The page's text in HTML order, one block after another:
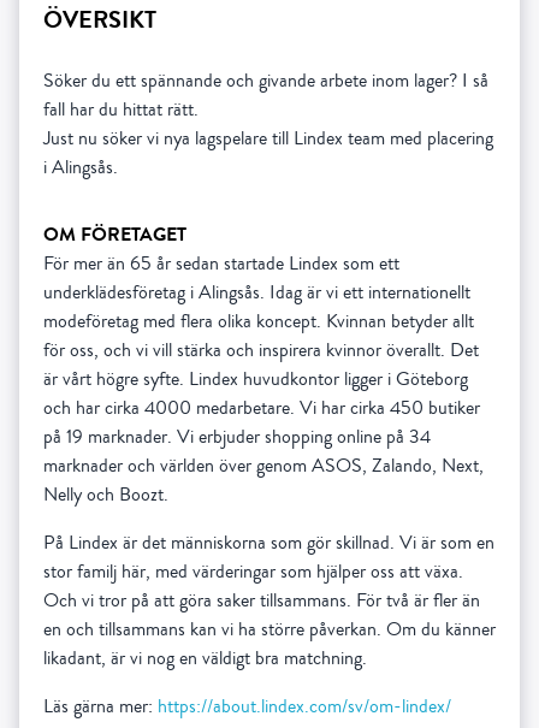
ÖVERSIKT
Söker du ett spännande och givande arbete inom lager? I så
fall har du hittat rätt.
Just nu söker vi nya lagspelare till Lindex team med placering
i Alingsås.
OM FÖRETAGET
För mer än 65 år sedan startade Lindex som ett
underklädes­företag i Alingsås. Idag är vi ett internationellt
modeföretag med flera olika koncept. Kvinnan betyder allt
för oss, och vi vill stärka och inspirera kvinnor överallt. Det
är vårt högre syfte. Lindex huvudkontor ligger i Göteborg
och har cirka 4000 medarbetare. Vi har cirka 450 butiker
på 19 marknader. Vi erbjuder shopping online på 34
marknader och världen över genom ASOS, Zalando, Next,
Nelly och Boozt.
På Lindex är det människorna som gör skillnad. Vi är som en
stor familj här, med värderingar som hjälper oss att växa.
Och vi tror på att göra saker tillsammans. För två är fler än
en och tillsammans kan vi ha större påverkan. Om du känner
likadant, är vi nog en väldigt bra matchning.
Läs gärna mer: https://about.lindex.com/sv/om-lindex/